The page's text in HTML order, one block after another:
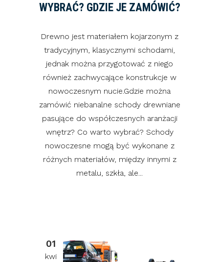
WYBRAĆ? GDZIE JE ZAMÓWIĆ?
Drewno jest materiałem kojarzonym z
tradycyjnym, klasycznymi schodami,
jednak można przygotować z niego
również zachwycające konstrukcje w
nowoczesnym nucie.Gdzie można
zamówić niebanalne schody drewniane
pasujące do współczesnych aranżacji
wnętrz? Co warto wybrać? Schody
nowoczesne mogą być wykonane z
różnych materiałów, między innymi z
metalu, szkła, ale...
01
kwi